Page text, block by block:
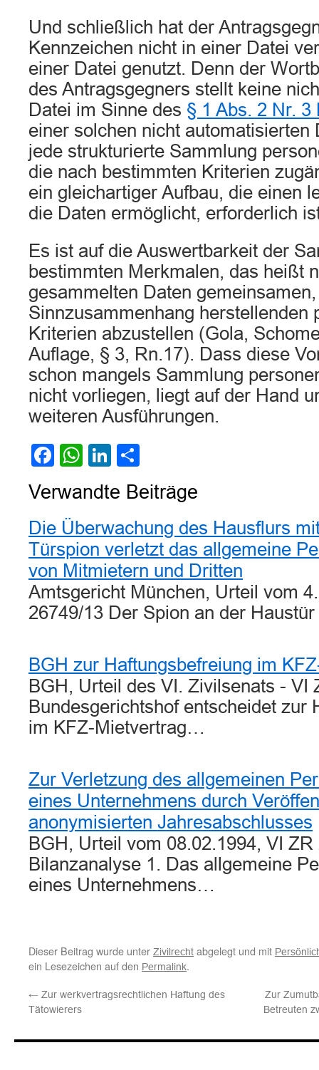
Und schließlich hat der
Kennzeichen nicht in einer Datei
einer Datei genutzt. Denn der
des Antragsgegners stellt keine
Datei im Sinne des § 1 Abs. 2 Nr. 3
einer solchen nicht automatisierten
jede strukturierte Sammlung
die nach bestimmten Kriterien
ein gleichartiger Aufbau, die einen
die Daten ermöglicht, erforderlich
Es ist auf die Auswertbarkeit der
bestimmten Merkmalen, das heißt
gesammelten Daten
Sinnzusammenhang herstellenden
Kriterien abzustellen (Gola,
Auflage, § 3, Rn.17). Dass diese
schon mangels Sammlung
nicht vorliegen, liegt auf der Hand
weiteren Ausführungen.
Facebook
WhatsApp
LinkedIn
Verwandte Beiträge
Die Überwachung des Hausflurs
Türspion verletzt das allgemeine
von Mitmietern und Dritten
Amtsgericht München, Urteil vom
26749/13 Der Spion an der
BGH zur Haftungsbefreiung im
BGH, Urteil des VI. Zivilsenats - VI
Bundesgerichtshof entscheidet zur
im KFZ-Mietvertrag…
Zur Verletzung des allgemeinen
eines Unternehmens durch
anonymisierten Jahresabschlusses
BGH, Urteil vom 08.02.1994, VI ZR
Bilanzanalyse 1. Das allgemeine
eines Unternehmens…
Dieser Beitrag wurde unter Zivilrecht abgelegt und mit
ein Lesezeichen auf den Permalink.
← Zur werkvertragsrechtlichen Haftung des
Tätowierers
Zur
Betreuten